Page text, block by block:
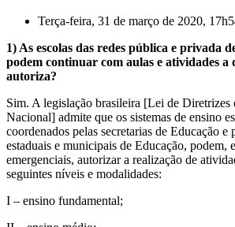
Terça-feira, 31 de março de 2020,
1) As escolas das redes pública e privada
podem continuar com aulas e atividades a
autoriza?
Sim. A legislação brasileira [Lei de Diretrizes
Nacional] admite que os sistemas de ensino
coordenados pelas secretarias de Educação e
estaduais e municipais de Educação, podem,
emergenciais, autorizar a realização de
seguintes níveis e modalidades:
I – ensino fundamental;